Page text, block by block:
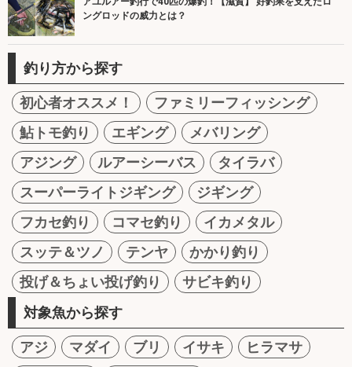
ングロッドの威力とは？
釣り方から探す
初心者オススメ！
ファミリーフィッシング
鮎トモ釣り
エギング
メバリング
アジング
ルアーシーバス
タイラバ
スーパーライトジギング
ジギング
フカセ釣り
コマセ釣り
イカメタル
スッテ＆ツノ
テンヤ
かかり釣り
投げ＆ちょい投げ釣り
サビキ釣り
対象魚から探す
アジ マダイ ブリ イサキ
ヒラマサ